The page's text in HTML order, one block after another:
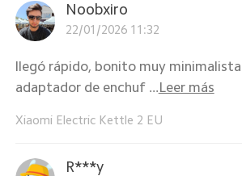
Noobxiro
22/01/2026 11:32
llegó rápido, bonito muy minimalista
adaptador de enchuf ...Leer más
Xiaomi Electric Kettle 2 EU
R***y